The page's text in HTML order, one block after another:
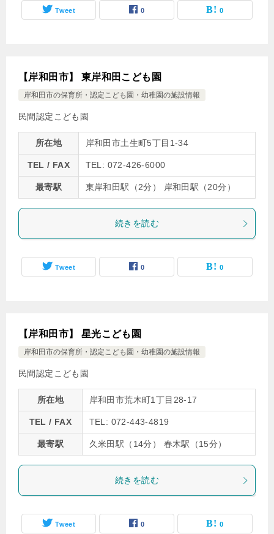
Tweet 0 0
【岸和田市】 東岸和田こども園
岸和田市の保育所・認定こども園・幼稚園の施設情報
民間認定こども園
所在地 岸和田市土生町5丁目1-34
TEL / FAX TEL: 072-426-6000
最寄駅 東岸和田駅（2分） 岸和田駅（20分）
続きを読む
Tweet 0 0
【岸和田市】 星光こども園
岸和田市の保育所・認定こども園・幼稚園の施設情報
民間認定こども園
所在地 岸和田市荒木町1丁目28-17
TEL / FAX TEL: 072-443-4819
最寄駅 久米田駅（14分） 春木駅（15分）
続きを読む
Tweet 0 0